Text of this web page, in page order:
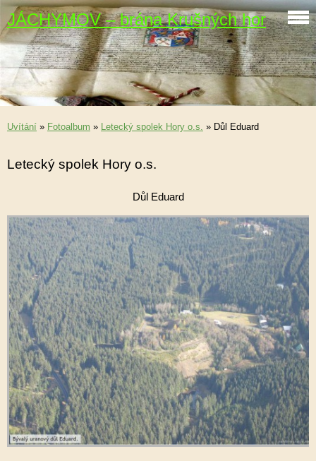
JÁCHYMOV – brána Krušných hor
Uvítání » Fotoalbum » Letecký spolek Hory o.s. » Důl Eduard
Letecký spolek Hory o.s.
Důl Eduard